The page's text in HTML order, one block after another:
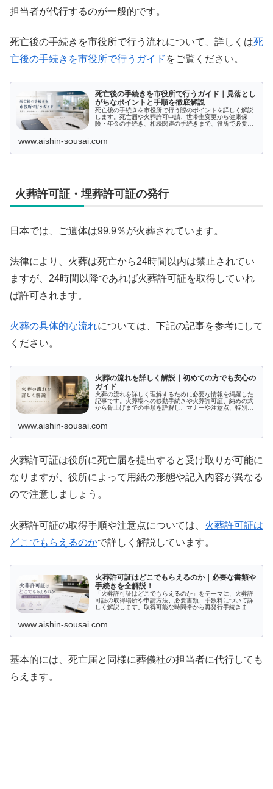
担当者が代行するのが一般的です。
死亡後の手続きを市役所で行う流れについて、詳しくは死
亡後の手続きを市役所で行うガイド をご覧ください。
死亡後の手続きを市役所で行うガイド｜見落とし
がちなポイントと手順を徹底解説
死亡後の手続きを市役所で行う際のポイントを詳しく解説
します。死亡届や火葬許可申請、世帯主変更から健康保
険・年金の手続き、相続関連の手続きまで、役所で必要と
るためのガイドとしてぜひご活用ください。
www.aishin-sousai.com
火葬許可証・埋葬許可証の発行
日本では、ご遺体は99.9％が火葬されています。
法律により、火葬は死亡から24時間以内は禁止されてい
ますが、24時間以降であれば火葬許可証を取得していれ
ば許可されます。
火葬の具体的な流れについては、下記の記事を参考にして
ください。
火葬の流れを詳しく解説｜初めての方でも安心の
ガイド
火葬の流れを詳しく理解するために必要な情報を網羅した
記事です。火葬場への移動手続きや火葬許可証、納めの式
から骨上げまでの手順を詳解し、マナーや注意点、特別な
を整えましょう。
www.aishin-sousai.com
火葬許可証は役所に死亡届を提出すると受け取りが可能に
なりますが、役所によって用紙の形態や記入内容が異なる
ので注意しましょう。
火葬許可証の取得手順や注意点については、 火葬許可証は
どこでもらえるのかで詳しく解説しています。
火葬許可証はどこでもらえるのか｜必要な書類や
手続きを全解説！
「火葬許可証はどこでもらえるのか」をテーマに、火葬許
可証の取得場所や申請方法、必要書類、手数料について詳
しく解説します。取得可能な時間帯から再発行手続きま
続きを進められます。どういった場合にどのような手続き
www.aishin-sousai.com
基本的には、死亡届と同様に葬儀社の担当者に代行しても
らえます。